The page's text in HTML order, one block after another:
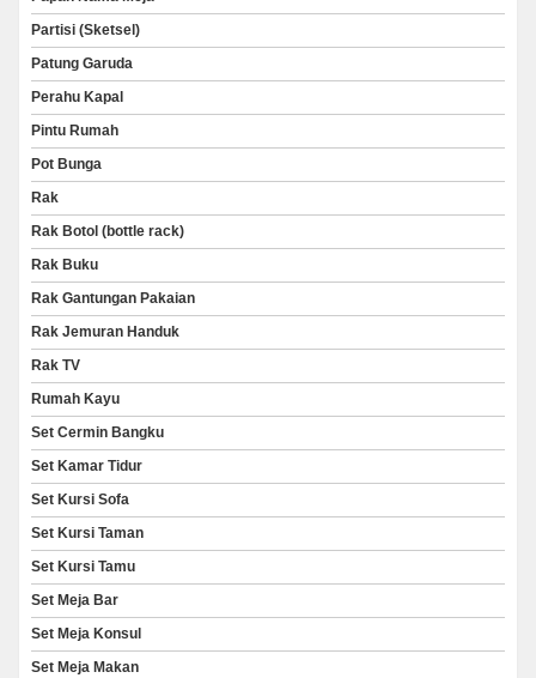
Partisi (Sketsel)
Patung Garuda
Perahu Kapal
Pintu Rumah
Pot Bunga
Rak
Rak Botol (bottle rack)
Rak Buku
Rak Gantungan Pakaian
Rak Jemuran Handuk
Rak TV
Rumah Kayu
Set Cermin Bangku
Set Kamar Tidur
Set Kursi Sofa
Set Kursi Taman
Set Kursi Tamu
Set Meja Bar
Set Meja Konsul
Set Meja Makan